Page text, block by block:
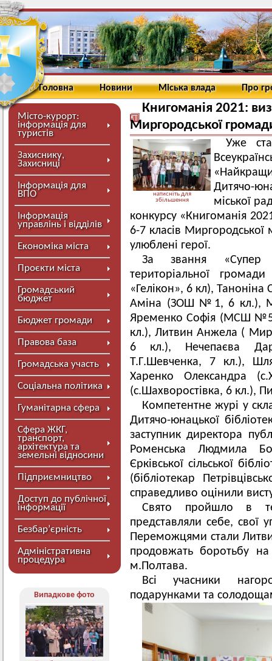
Головна Новини Міська влада Про
Місто-курорт:
інформація для
туристів
Захиснику,
Захисниці
Інформація для
ВПО
Інформація
управлінь і відділів
Економіка міста
Проєкти міста
Громадський
бюджет
Бюджет громади
Правова база
Громадська участь
Соціальна політика
Гуманітарна сфера
Сфера ЖКГ,
транспорт,
архітектура та
земельні відносини
Підприємництво
Доступ до публічної
інформації
Безбар’єрність
Адміністративна
процедура
Випадкове фото
Книгоманія 2021:
Миргородської
натисніть для
збільшення
Уже
Дитячо-
міської
конкурсу «Книгоманія
6-7 класів Миргородської
улюблені герої.
За звання «Супер
територіальної
«Гелікон», 6 кл), Таноніна
Аміна (ЗОШ №1, 6 кл.),
Яременко Софія (МСШ
кл.), Литвин Анжела (
6 кл.), Нечепаєва
Т.Г.Шевченка, 7 кл.),
Харенко Олександра
(с.Шахворостівка, 6 кл.),
Компетентне журі у
Дитячо-юнацької
заступник директора
Роменська Людмила
Єрківської сільської
(бібліотекар
справедливо оцінили
Свято пройшло в
представляли себе, свої
Переможцями стали
продовжать боротьбу
м.Полтава.
Всі учасники
подарунками та